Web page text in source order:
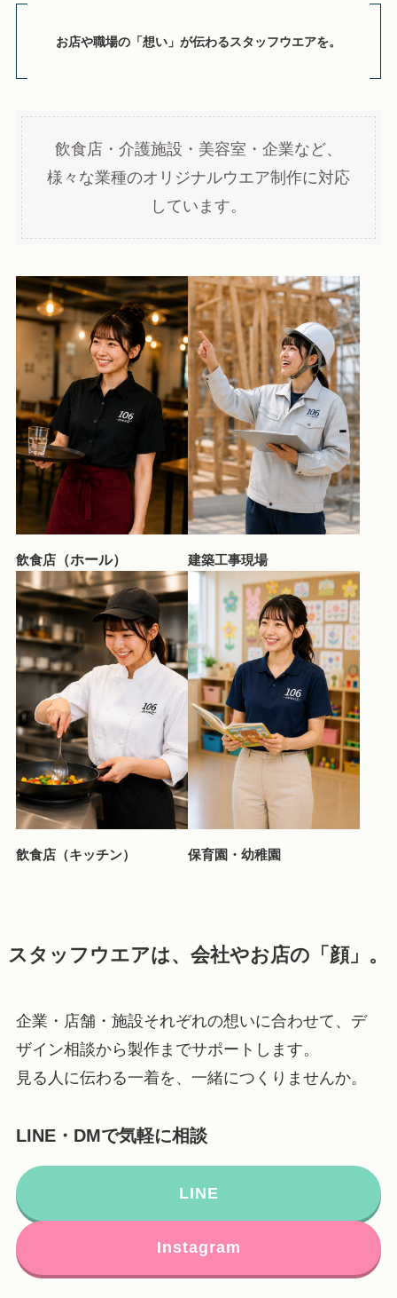
お店や職場の「想い」が伝わるスタッフウエアを。
飲食店・介護施設・美容室・企業など、
様々な業種のオリジナルウエア制作に対応
しています。
飲食店（ホール） 建築工事現場
飲食店（キッチン） 保育園・幼稚園
スタッフウエアは、会社やお店の「顔」。
企業・店舗・施設それぞれの想いに合わせて、デ
ザイン相談から製作までサポートします。
見る人に伝わる一着を、一緒につくりませんか。
LINE・DMで気軽に相談
LINE
Instagram